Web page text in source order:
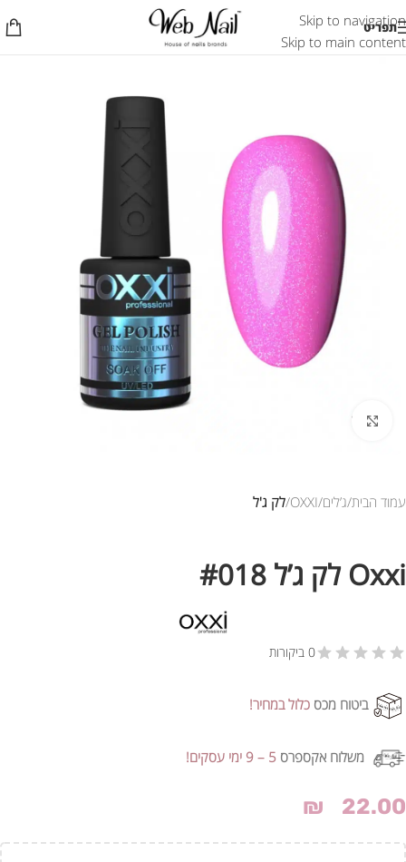
Skip to navigation
Skip to main content
תפריט
אזל המלאי
לחץ להגדלת התמונה
עמוד הבית ג’לים OXXI לק ג'ל
Oxxi לק ג’ל #018
0 ביקורות
ביטוח מכס כלול במחיר!
משלוח אקספרס 5 – 9 ימי עסקים!
₪ 22.00